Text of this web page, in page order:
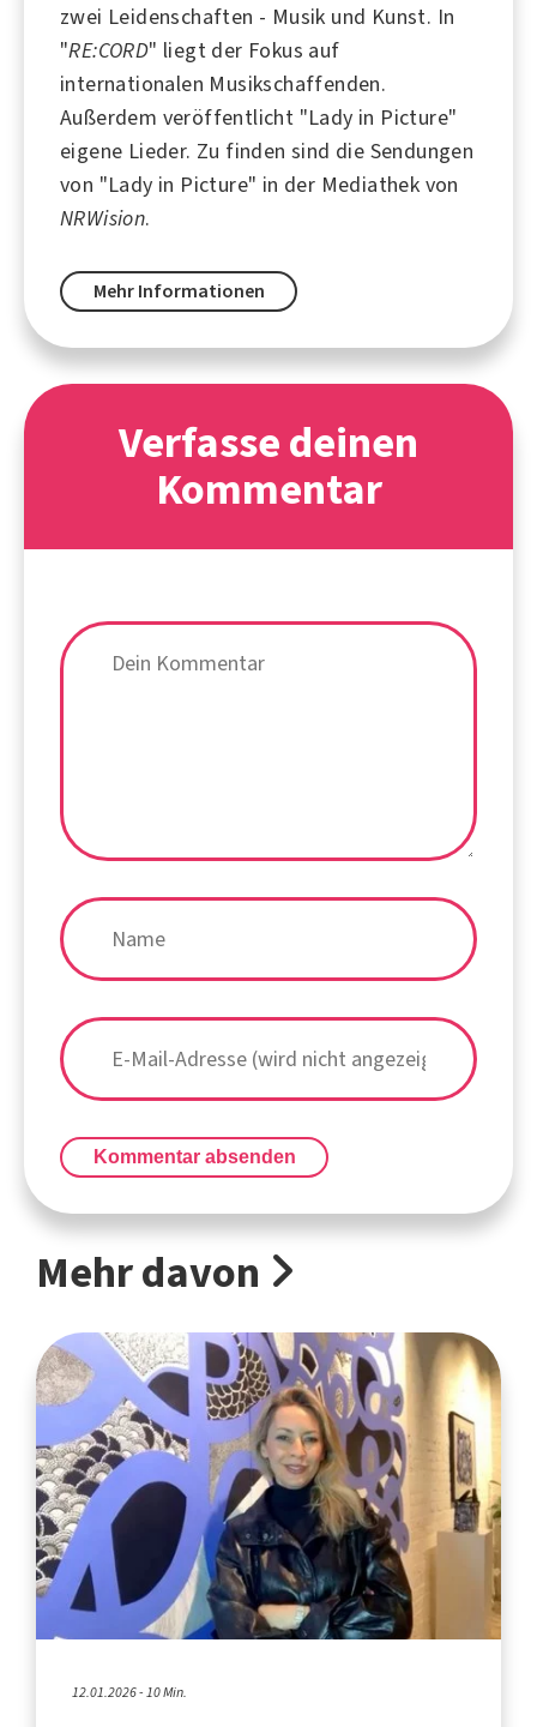
zwei Leidenschaften - Musik und Kunst. In
"RE:CORD" liegt der Fokus auf
internationalen Musikschaffenden.
Außerdem veröffentlicht "Lady in Picture"
eigene Lieder. Zu finden sind die Sendungen
von "Lady in Picture" in der Mediathek von
NRWision.
Mehr Informationen
Verfasse deinen
Kommentar
Kommentar absenden
Mehr davon
12.01.2026 - 10 Min.